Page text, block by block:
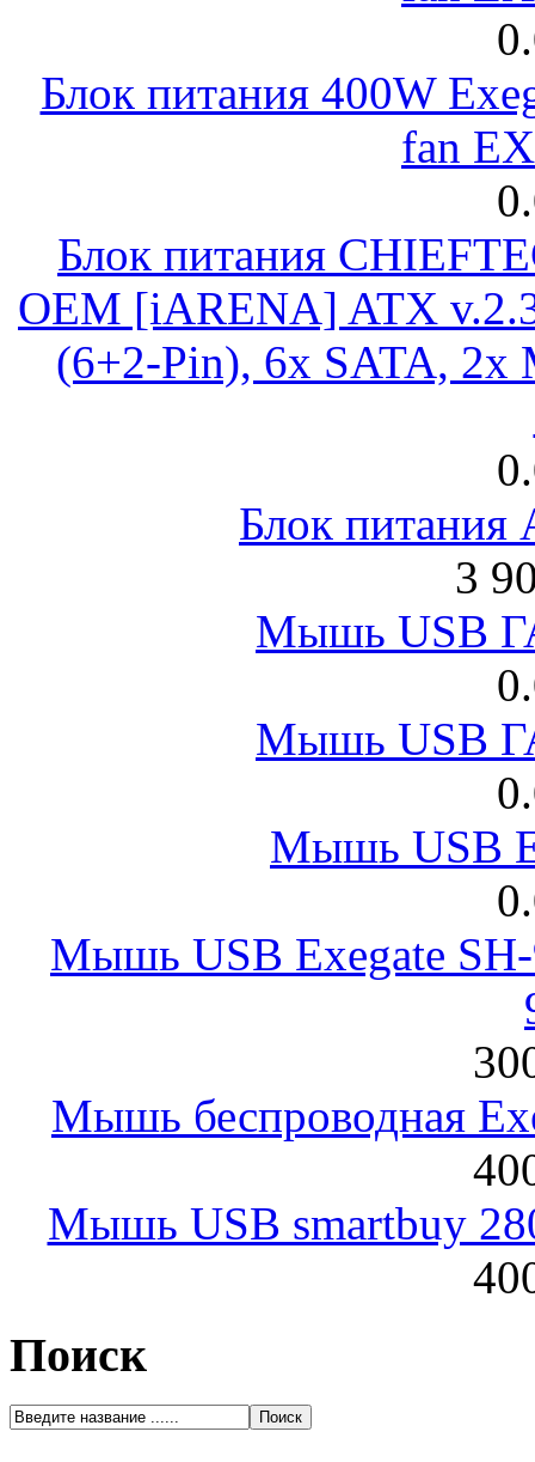
Блок питания 400W
fan
Блок питания
OEM [iARENA] ATX
(6+2-Pin), 6x SATA, 2x
Блок питания
3
Мышь USB
Мышь USB
Мышь USB
Мышь USB Exegate
Мышь беспроводная
Мышь USB smartbuy
Поиск